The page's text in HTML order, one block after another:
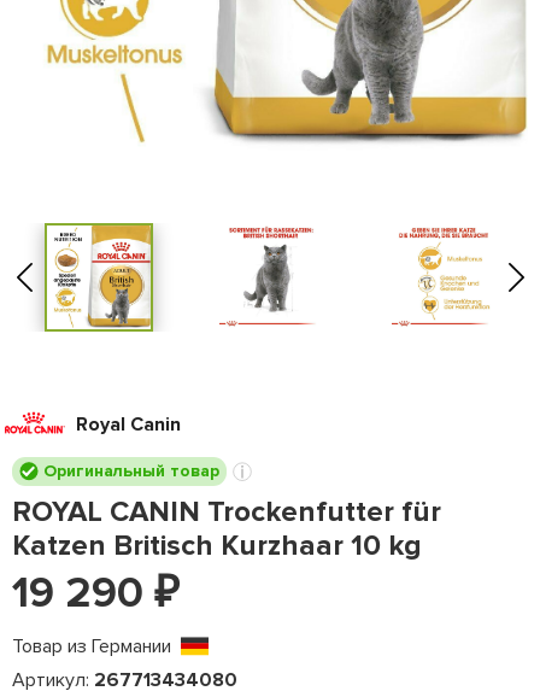
Royal Canin
Оригинальный товар
ROYAL CANIN Trockenfutter für
Katzen Britisch Kurzhaar 10 kg
19 290 ₽
Товар из Германии
Артикул: 267713434080